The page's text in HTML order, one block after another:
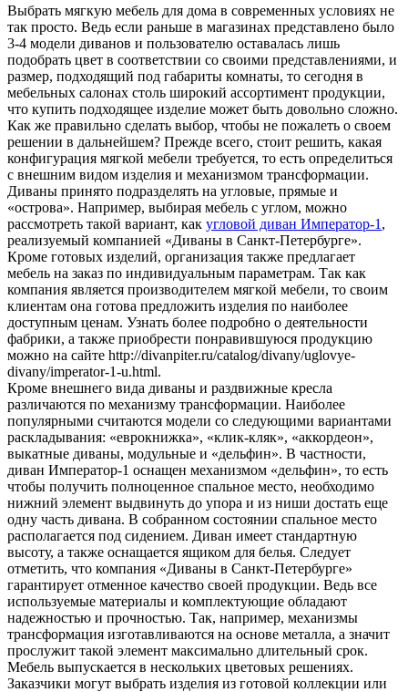
Выбрать мягкую мебель для дома в современных условиях не
так просто. Ведь если раньше в магазинах представлено было
3-4 модели диванов и пользователю оставалась лишь
подобрать цвет в соответствии со своими представлениями, и
размер, подходящий под габариты комнаты, то сегодня в
мебельных салонах столь широкий ассортимент продукции,
что купить подходящее изделие может быть довольно сложно.
Как же правильно сделать выбор, чтобы не пожалеть о своем
решении в дальнейшем? Прежде всего, стоит решить, какая
конфигурация мягкой мебели требуется, то есть определиться
с внешним видом изделия и механизмом трансформации.
Диваны принято подразделять на угловые, прямые и
«острова». Например, выбирая мебель с углом, можно
рассмотреть такой вариант, как угловой диван Император-1 ,
реализуемый компанией «Диваны в Санкт-Петербурге».
Кроме готовых изделий, организация также предлагает
мебель на заказ по индивидуальным параметрам. Так как
компания является производителем мягкой мебели, то своим
клиентам она готова предложить изделия по наиболее
доступным ценам. Узнать более подробно о деятельности
фабрики, а также приобрести понравившуюся продукцию
можно на сайте http://divanpiter.ru/catalog/divany/uglovye-
divany/imperator-1-u.html.
Кроме внешнего вида диваны и раздвижные кресла
различаются по механизму трансформации. Наиболее
популярными считаются модели со следующими вариантами
раскладывания: «еврокнижка», «клик-кляк», «аккордеон»,
выкатные диваны, модульные и «дельфин». В частности,
диван Император-1 оснащен механизмом «дельфин», то есть
чтобы получить полноценное спальное место, необходимо
нижний элемент выдвинуть до упора и из ниши достать еще
одну часть дивана. В собранном состоянии спальное место
располагается под сидением. Диван имеет стандартную
высоту, а также оснащается ящиком для белья. Следует
отметить, что компания «Диваны в Санкт-Петербурге»
гарантирует отменное качество своей продукции. Ведь все
используемые материалы и комплектующие обладают
надежностью и прочностью. Так, например, механизмы
трансформация изготавливаются на основе металла, а значит
прослужит такой элемент максимально длительный срок.
Мебель выпускается в нескольких цветовых решениях.
Заказчики могут выбрать изделия из готовой коллекции или